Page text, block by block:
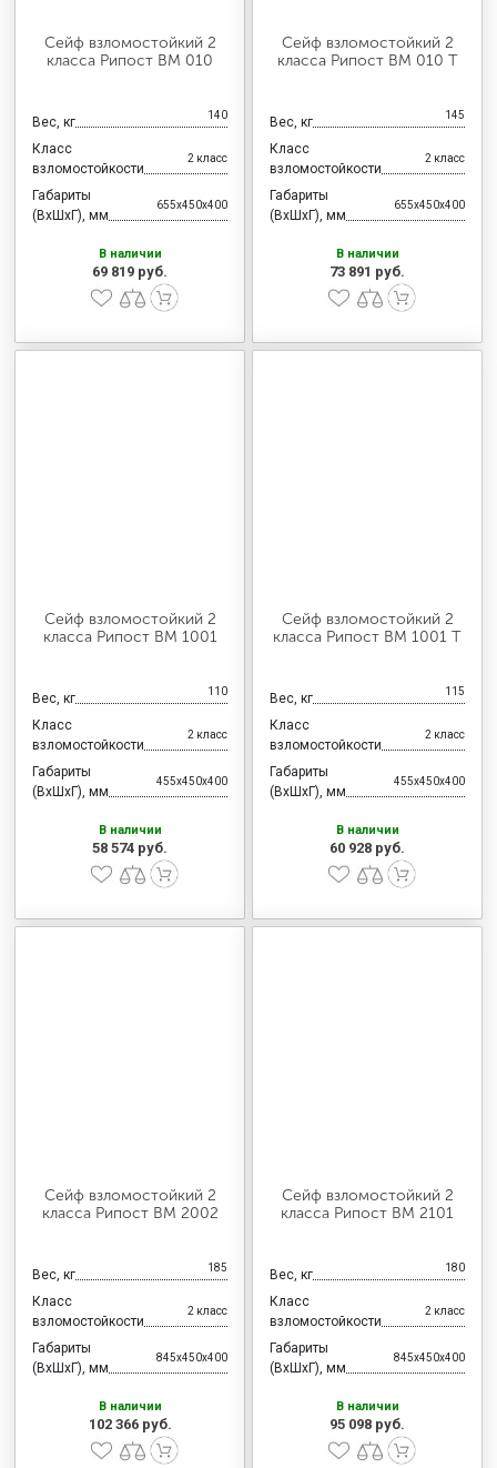
Сейф взломостойкий 2
класса Рипост ВМ 010
Вес, кг 140
Класс
взломостойкости
2 класс
Габариты
(ВхШхГ), мм
655x450x400
В наличии
69 819 руб.
Сейф взломостойкий 2
класса Рипост ВМ 010 Т
Вес, кг 145
Класс
взломостойкости
2 класс
Габариты
(ВхШхГ), мм
655x450x400
В наличии
73 891 руб.
Сейф взломостойкий 2
класса Рипост ВМ 1001
Вес, кг 110
Класс
взломостойкости
2 класс
Габариты
(ВхШхГ), мм
455x450x400
В наличии
58 574 руб.
Сейф взломостойкий 2
класса Рипост ВМ 1001 Т
Вес, кг 115
Класс
взломостойкости
2 класс
Габариты
(ВхШхГ), мм
455x450x400
В наличии
60 928 руб.
Сейф взломостойкий 2
класса Рипост ВМ 2002
Вес, кг 185
Класс
взломостойкости
2 класс
Габариты
(ВхШхГ), мм
845x450x400
В наличии
102 366 руб.
Сейф взломостойкий 2
класса Рипост ВМ 2101
Вес, кг 180
Класс
взломостойкости
2 класс
Габариты
(ВхШхГ), мм
845x450x400
В наличии
95 098 руб.